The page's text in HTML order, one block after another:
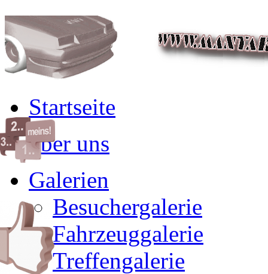
Startseite
über uns
Galerien
Besuchergalerie
Fahrzeuggalerie
Treffengalerie